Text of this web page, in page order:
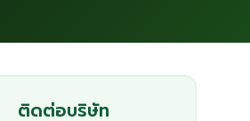
ติดต่อบริษัท